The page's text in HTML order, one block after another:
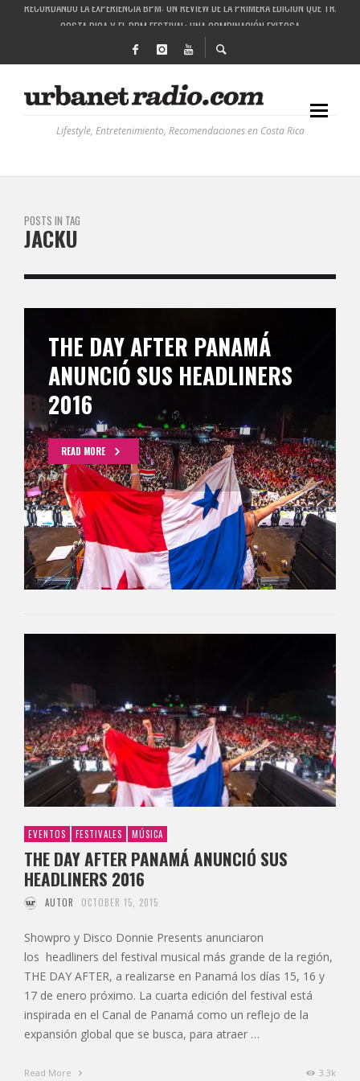
COSTA RICA Y EL BPM FESTIVAL: UNA COMBINACIÓN EXITOSA
RUTAS NATURBANAS: EL PROYECTO QUE ESTÁ TRANSFORMANDO LA CALIDAD DE
LA HISTORIA DETRÁS DE LA MÚSICA ELECTRÓNICA: BBC RADIOPHONIC WORKSHOP
Lifestyle, Entretenimiento, Recomendaciones en Costa Rica
POSTS IN TAG
JACKU
THE DAY AFTER PANAMÁ
ANUNCIÓ SUS HEADLINERS
2016
READ MORE
EVENTOS FESTIVALES MÚSICA
THE DAY AFTER PANAMÁ ANUNCIÓ SUS
HEADLINERS 2016
AUTOR OCTOBER 15, 2015
Showpro y Disco Donnie Presents anunciaron
los headliners del festival musical más grande de la región,
THE DAY AFTER, a realizarse en Panamá los días 15, 16 y
17 de enero próximo. La cuarta edición del festival está
inspirada en el Canal de Panamá como un reflejo de la
expansión global que se busca, para atraer …
Read More 3.3k